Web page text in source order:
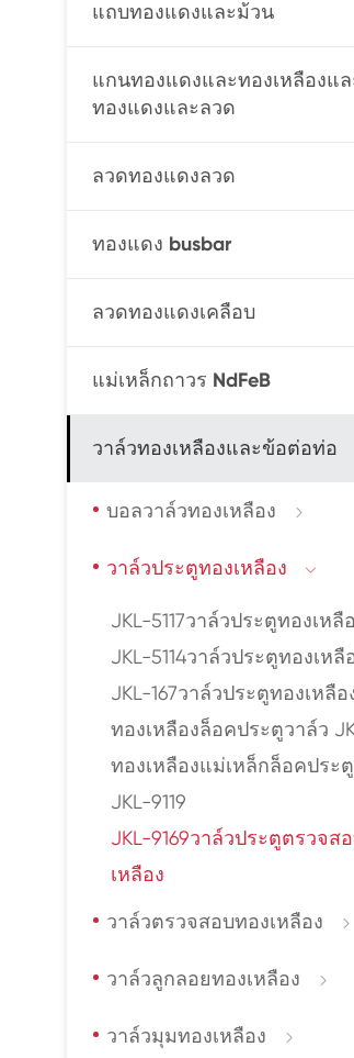
แถบทองแดงและม้วน
แกนทองแดงและทองเหลืองแล
ทองแดงและลวด
ลวดทองแดงลวด
ทองแดง busbar
ลวดทองแดงเคลือบ
แม่เหล็กถาวร NdFeB
วาล์วทองเหลืองและข้อต่อท่อ
บอลวาล์วทองเหลือง 
วาล์วประตูทองเหลือง 
JKL-5117วาล์วประตูทองเหลื
JKL-5114วาล์วประตูทองเหลื
JKL-167วาล์วประตูทองเหลือ
ทองเหลืองล็อคประตูวาล์ว
ทองเหลืองแม่เหล็กล็อคประ
JKL-9119
JKL-9169วาล์วประตูตรวจส
เหลือง
วาล์วตรวจสอบทองเหลือง 
วาล์วลูกลอยทองเหลือง 
วาล์วมุมทองเหลือง 